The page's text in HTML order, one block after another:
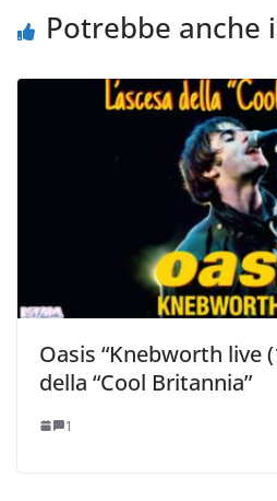
Potrebbe anche
Oasis “Knebworth live
della “Cool Britannia”
1